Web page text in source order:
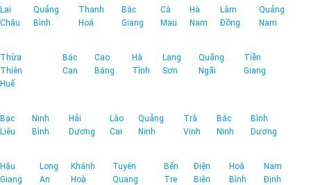
Lai
Châu
Quảng
Bình
Thanh
Hoá
Bắc
Giang
Cà
Mau
Hà
Nam
Lâm
Đồng
Quảng
Nam
Thừa
Thiên
Huế
Bắc
Cạn
Cao
Bằng
Hà
Tĩnh
Lạng
Sơn
Quãng
Ngãi
Tiền
Giang
Bạc
Liêu
Ninh
Bình
Hải
Dương
Lào
Cai
Quảng
Ninh
Trà
Vinh
Bắc
Ninh
Bình
Dương
Hậu
Giang
Long
An
Khánh
Hoà
Tuyên
Quang
Bến
Tre
Điện
Biên
Hoà
Bình
Nam
Định